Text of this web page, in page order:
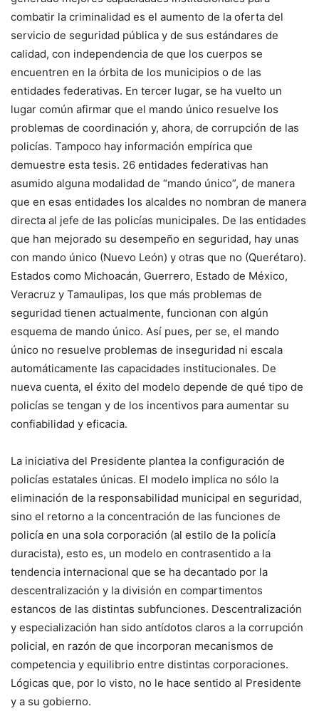
combatir la criminalidad es el aumento de la oferta del
servicio de seguridad pública y de sus estándares de
calidad, con independencia de que los cuerpos se
encuentren en la órbita de los municipios o de las
entidades federativas. En tercer lugar, se ha vuelto un
lugar común afirmar que el mando único resuelve los
problemas de coordinación y, ahora, de corrupción de las
policías. Tampoco hay información empírica que
demuestre esta tesis. 26 entidades federativas han
asumido alguna modalidad de “mando único”, de manera
que en esas entidades los alcaldes no nombran de manera
directa al jefe de las policías municipales. De las entidades
que han mejorado su desempeño en seguridad, hay unas
con mando único (Nuevo León) y otras que no (Querétaro).
Estados como Michoacán, Guerrero, Estado de México,
Veracruz y Tamaulipas, los que más problemas de
seguridad tienen actualmente, funcionan con algún
esquema de mando único. Así pues, per se, el mando
único no resuelve problemas de inseguridad ni escala
automáticamente las capacidades institucionales. De
nueva cuenta, el éxito del modelo depende de qué tipo de
policías se tengan y de los incentivos para aumentar su
confiabilidad y eficacia.
La iniciativa del Presidente plantea la configuración de
policías estatales únicas. El modelo implica no sólo la
eliminación de la responsabilidad municipal en seguridad,
sino el retorno a la concentración de las funciones de
policía en una sola corporación (al estilo de la policía
duracista), esto es, un modelo en contrasentido a la
tendencia internacional que se ha decantado por la
descentralización y la división en compartimentos
estancos de las distintas subfunciones. Descentralización
y especialización han sido antídotos claros a la corrupción
policial, en razón de que incorporan mecanismos de
competencia y equilibrio entre distintas corporaciones.
Lógicas que, por lo visto, no le hace sentido al Presidente
y a su gobierno.